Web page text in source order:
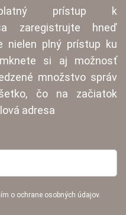
prístup k
zaregistrujte hneď
nielen plný prístup ku
si aj možnosť
množstvo správ
čo na začiatok
adresa
o ochrane osobných údajov.